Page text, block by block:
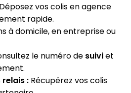
Déposez vos colis en agence
rapide.
à domicile, en entreprise ou
le numéro de suiviet
: Récupérez vos colis